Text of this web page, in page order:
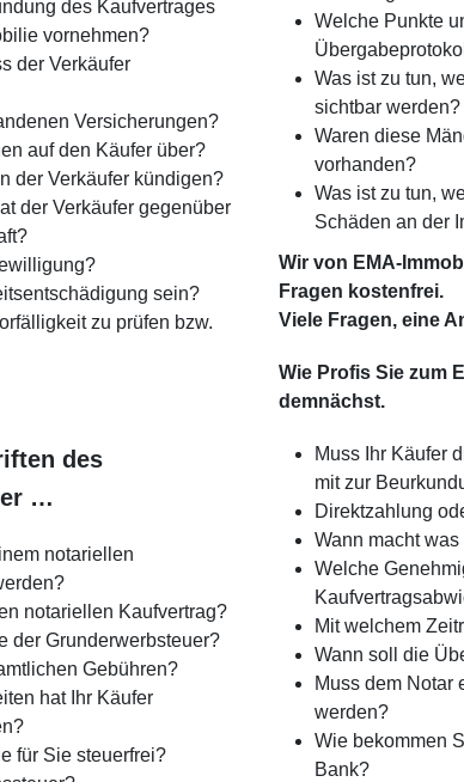
des Kaufvertrages
vornehmen?
der Verkäufer
Versicherungen?
auf den Käufer über?
der Verkäufer kündigen?
der Verkäufer gegenüber
sein?
zu prüfen bzw.
Welche Punkte
Was ist zu tun,
sichtbar werden?
Waren diese
vorhanden?
Was ist zu tun,
Schäden an der
Wir von EMA-
Fragen kostenfrei.
Viele Fragen, eine
Wie Profis Sie zum
demnächst.
des
…
notariellen
notariellen Kaufvertrag?
der Grunderwerbsteuer?
Gebühren?
hat Ihr Käufer
für Sie steuerfrei?
Muss Ihr Käufer
mit zur
Direktzahlung
Wann macht
Welche
Mit welchem
Wann soll die
Muss dem Notar
werden?
Wie bekommen
Bank?